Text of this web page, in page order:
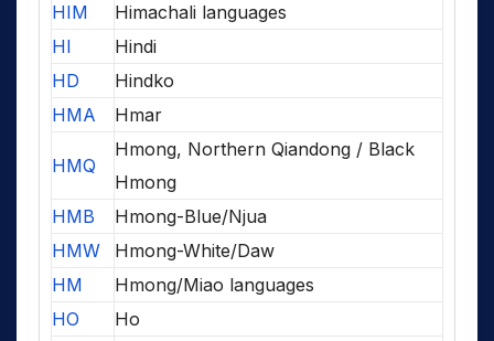
HIM
Himachali languages
HI
Hindi
HD
Hindko
HMA
Hmar
HMQ
Hmong, Northern Qiandong / Black
Hmong
HMB
Hmong-Blue/Njua
HMW
Hmong-White/Daw
HM
Hmong/Miao languages
HO
Ho